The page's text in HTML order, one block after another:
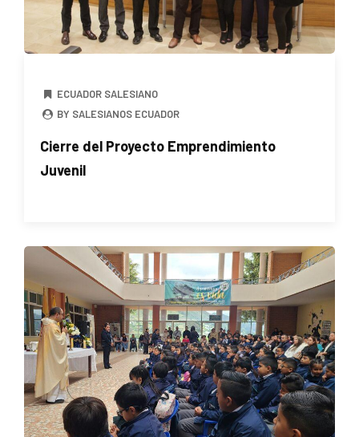
ECUADOR SALESIANO
BY SALESIANOS ECUADOR
Cierre del Proyecto Emprendimiento
Juvenil